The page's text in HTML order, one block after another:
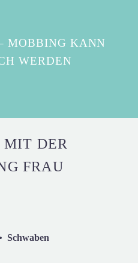
MOBBING KANN
WERDEN
MIT DER
FRAU
Schwaben